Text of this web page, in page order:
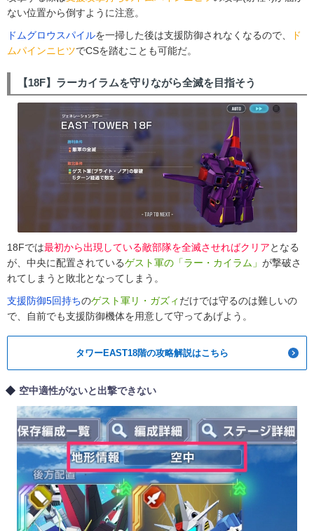
ない位置から倒すように注意。
ドムグロウスパイルを一掃した後は支援防御されなくなるので、
ド
ムパインニヒツでCSを踏むことも可能だ。
【18F】ラーカイラムを守りながら全滅を目指そう
18Fでは最初から出現している敵部隊を全滅させればクリアとなる
が、中央に配置されているゲスト軍の「ラー・カイラム」 が撃破さ
れてしまうと敗北となってしまう。
支援防御5回持ちのゲスト軍リ・ガズィ だけでは守るのは難しいの
で、自前でも支援防御機体を用意して守ってあげよう。
タワーEAST18階の攻略解説はこちら
空中適性がないと出撃できない